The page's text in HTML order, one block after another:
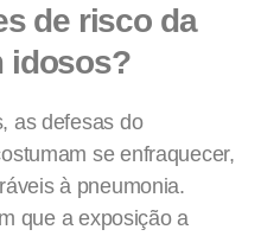
de risco da
idosos?
as defesas do
se enfraquecer,
à pneumonia.
que a exposição a